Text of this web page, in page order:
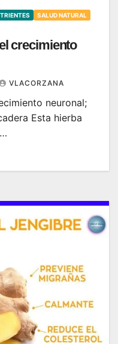
SALUD NATURAL
crecimiento
VLACORZANA
neuronal;
Esta hierba